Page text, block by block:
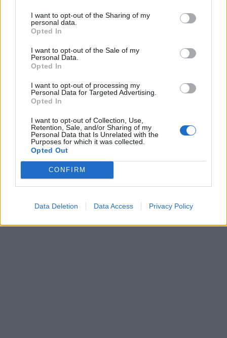
I want to opt-out of the Sharing of my
personal data.
Opted In
I want to opt-out of the Sale of my
Personal Data.
Opted In
I want to opt-out of processing my
Personal Data for Targeted Advertising.
Opted In
I want to opt-out of Collection, Use,
Retention, Sale, and/or Sharing of my
Personal Data that Is Unrelated with the
Purposes for which it was collected.
Opted Out
CONFIRM
Data Deletion Data Access Privacy Policy
Sutinku su taisyklėmis
This site is protected by
reCAPTCHA and the Google